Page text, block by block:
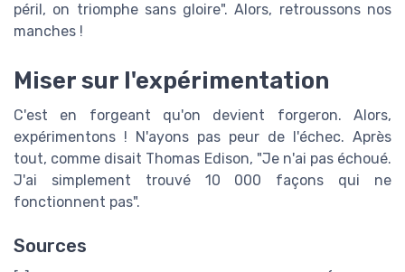
péril, on triomphe sans gloire". Alors, retroussons nos
manches !
Miser sur l'expérimentation
C'est en forgeant qu'on devient forgeron. Alors,
expérimentons ! N'ayons pas peur de l'échec. Après
tout, comme disait Thomas Edison, "Je n'ai pas échoué.
J'ai simplement trouvé 10 000 façons qui ne
fonctionnent pas".
Sources